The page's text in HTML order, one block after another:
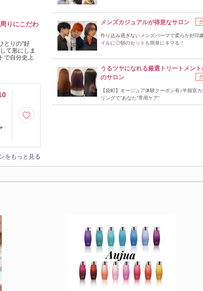
りにこだわ
とりの"好
て形にしま
で自分史上
をもっと見る
メンズカジュアルが得意なサロン
作り込み過ぎないメンズパーマで柔らか好印
イルに◎朝のセットも簡単にキマる！
うるツヤになれる厳選トリートメント
のサロン
【袋町】オージュア体験クーポン有♪半個室
リングで”あなた”専用ケア”